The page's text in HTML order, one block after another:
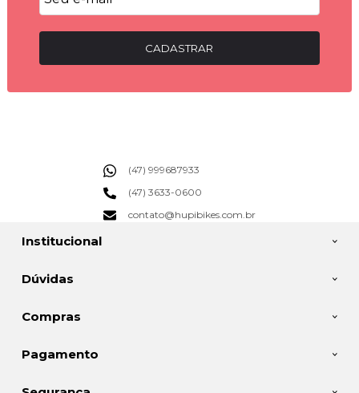
CADASTRAR
Institucional
Dúvidas
Compras
(47) 999687933
(47) 3633-0600
contato@hupibikes.com.br
Pagamento